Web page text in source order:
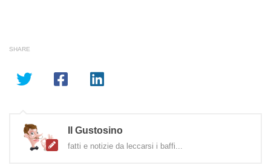
SHARE
Il Gustosino
fatti e notizie da leccarsi i baffi...